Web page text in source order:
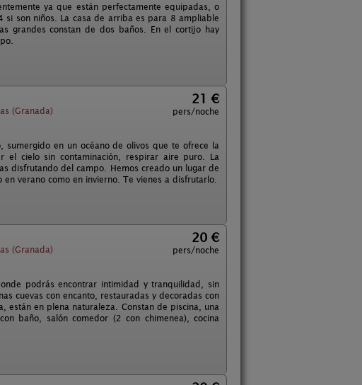
ya que están perfectamente equipadas, o
son niños. La casa de arriba es para 8 ampliable
grandes constan de dos baños. En el cortijo hay
(Granada)
21 €
pers/noche
sumergido en un océano de olivos que te ofrece la
cielo sin contaminación, respirar aire puro. La
disfrutando del campo. Hemos creado un lugar de
verano como en invierno. Te vienes a disfrutarlo.
(Granada)
20 €
pers/noche
podrás encontrar intimidad y tranquilidad, sin
cuevas con encanto, restauradas y decoradas con
están en plena naturaleza. Constan de piscina, una
baño, salón comedor (2 con chimenea), cocina